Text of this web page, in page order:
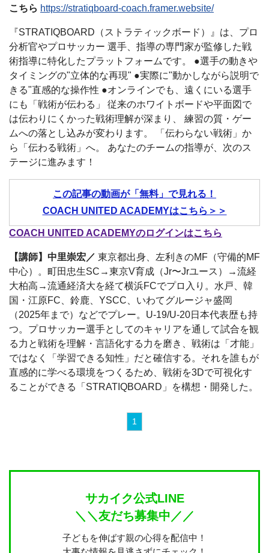
こちら https://stratiqboard-coach.framer.website/
『STRATIQBOARD（ストラティックボード）』は、プロ
分析官やプロサッカー 選手、指導の専門家が監修した戦
術指導に特化したプラットフォームです。 ●選手の動きや
タイミングの"立体的な再現" ●実際に"動かしながら説明で
きる"直感的な操作性 ●オンラインでも、遠くにいる選手
にも「戦術が伝わる」 従来のホワイトボードや平面図で
は伝わりにくかった戦術理解が深まり、 練習の質・ゲー
ムへの落とし込みが変わります。 「伝わらない戦術」か
ら「伝わる戦術」へ。 あなたのチームの指導が、次のス
テージに進みます！
この記事の動画が「無料」で見れる！
COACH UNITED ACADEMYはこちら＞＞
COACH UNITED ACADEMYのログインはこちら
【講師】中里崇宏／ 東京都出身、左利きのMF（守備的MF
中心）。町田忠生SC→東京V育成（Jr〜Jrユース）→流経
大柏高→流通経済大を経て横浜FCでプロ入り。水戸、韓
国・江原FC、鈴鹿、YSCC、いわてグルージャ盛岡
（2025年まで）などでプレー。U-19/U-20日本代表歴も持
つ。プロサッカー選手としてのキャリアを通して試合を観
る力と戦術を理解・言語化する力を磨き、戦術は「才能」
ではなく「学習できる知性」だと確信する。それを誰もが
直感的に学べる環境をつくるため、戦術を3Dで可視化す
ることができる「STRATIQBOARD」を構想・開発した。
1
サカイク公式LINE
＼＼友だち募集中／／
子どもを伸ばす親の心得を配信中！